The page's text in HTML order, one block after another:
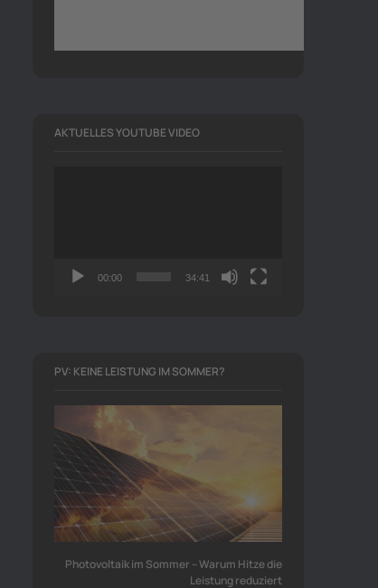
AKTUELLES YOUTUBE VIDEO
00:00 34:41
PV: KEINE LEISTUNG IM SOMMER?
Photovoltaik im Sommer – Warum Hitze die
Leistung reduziert